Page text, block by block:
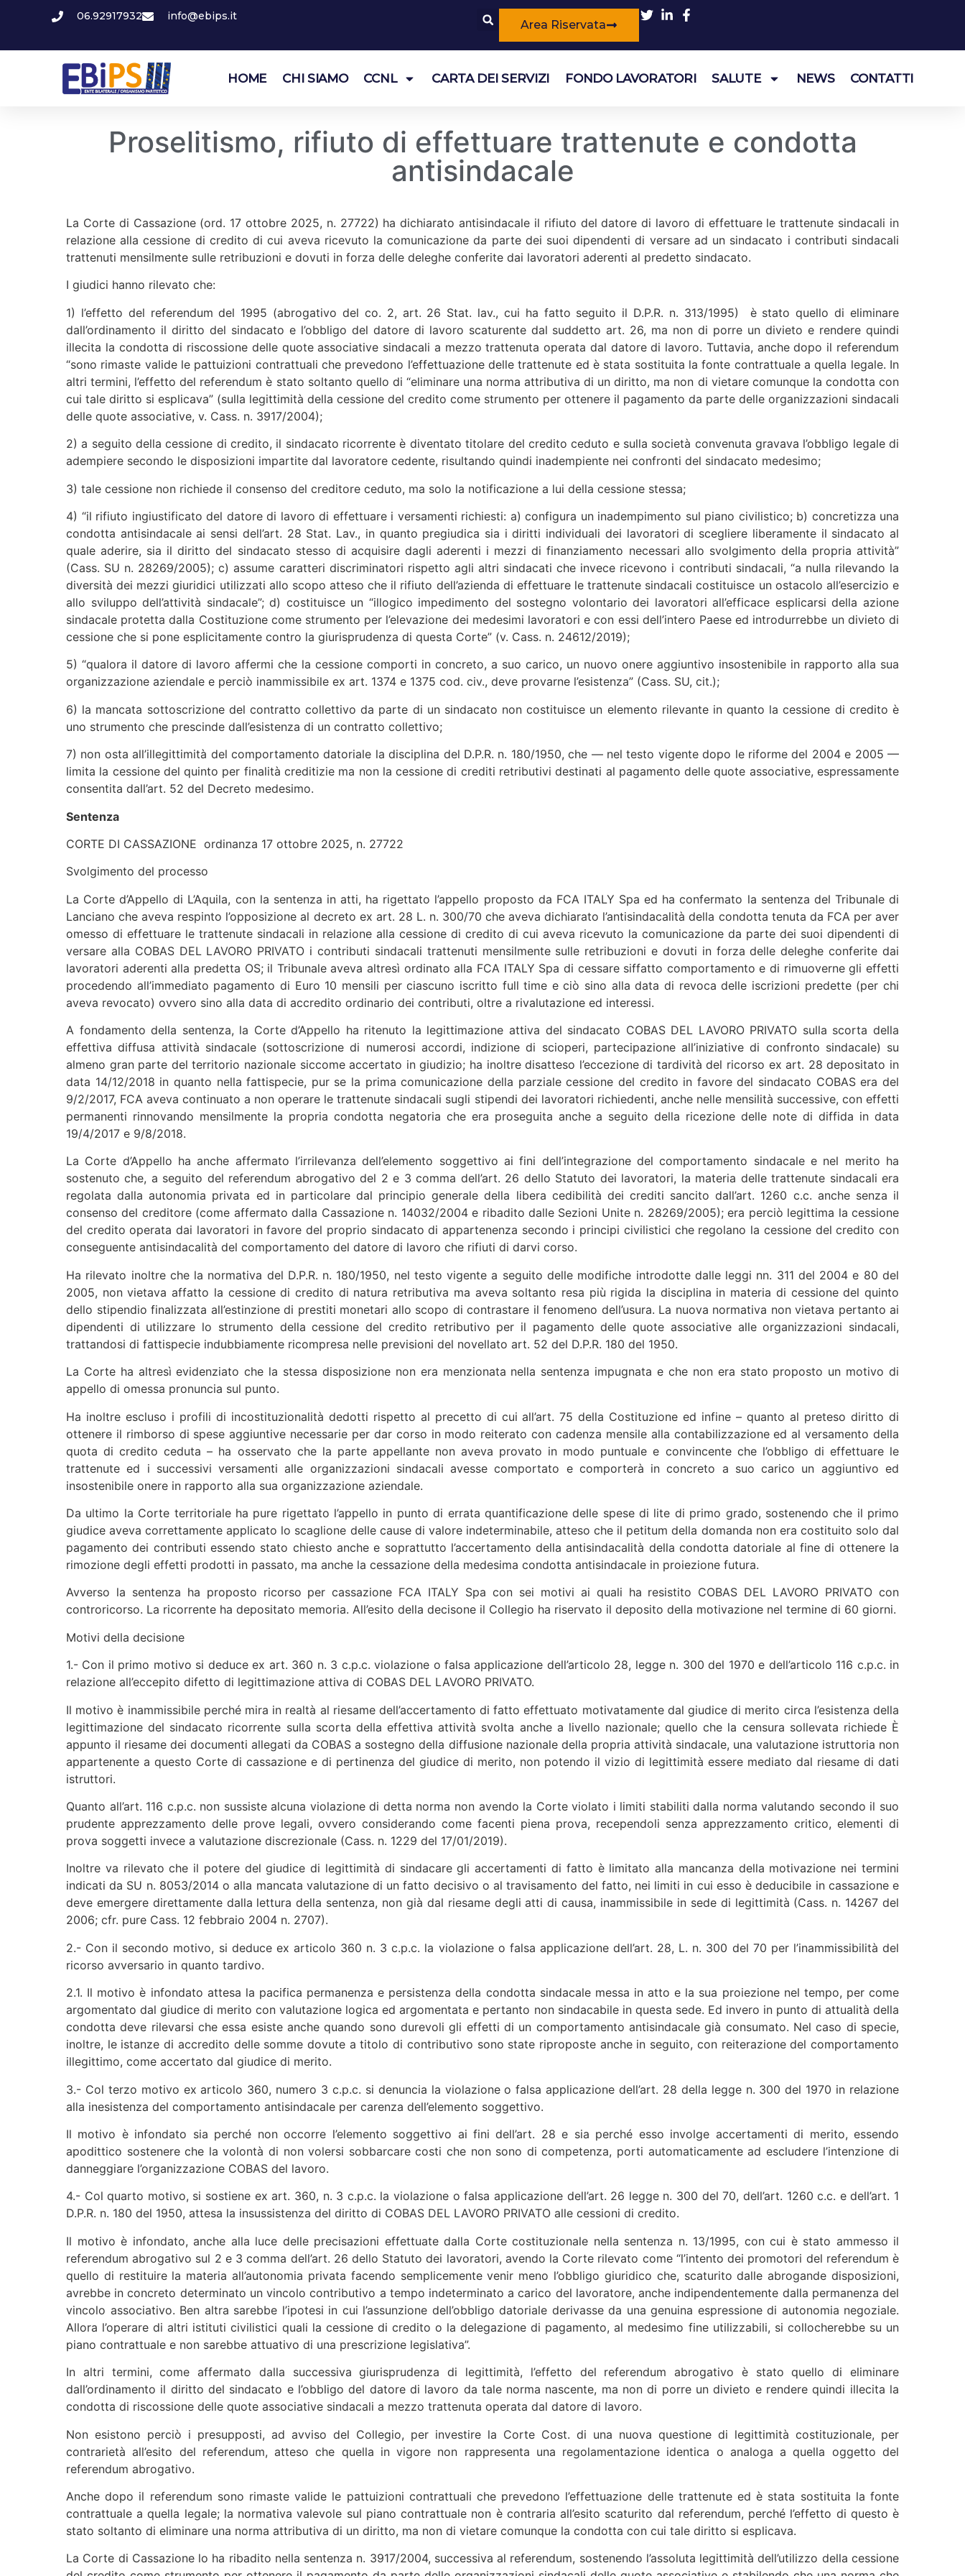
06.92917932 info@ebips.it
Area Riservata
HOME CHI SIAMO CCNL CARTA DEI SERVIZI FONDO LAVORATORI SALUTE NEWS CONTATTI
Proselitismo, rifiuto di effettuare trattenute e condotta
antisindacale
La Corte di Cassazione (ord. 17 ottobre 2025, n. 27722) ha dichiarato antisindacale il rifiuto del datore di lavoro di effettuare le trattenute sindacali in
relazione alla cessione di credito di cui aveva ricevuto la comunicazione da parte dei suoi dipendenti di versare ad un sindacato i contributi sindacali
trattenuti mensilmente sulle retribuzioni e dovuti in forza delle deleghe conferite dai lavoratori aderenti al predetto sindacato.
I giudici hanno rilevato che:
1) l’effetto del referendum del 1995 (abrogativo del co. 2, art. 26 Stat. lav., cui ha fatto seguito il D.P.R. n. 313/1995) è stato quello di eliminare
dall’ordinamento il diritto del sindacato e l’obbligo del datore di lavoro scaturente dal suddetto art. 26, ma non di porre un divieto e rendere quindi
illecita la condotta di riscossione delle quote associative sindacali a mezzo trattenuta operata dal datore di lavoro. Tuttavia, anche dopo il referendum
“sono rimaste valide le pattuizioni contrattuali che prevedono l’effettuazione delle trattenute ed è stata sostituita la fonte contrattuale a quella legale. In
altri termini, l’effetto del referendum è stato soltanto quello di “eliminare una norma attributiva di un diritto, ma non di vietare comunque la condotta con
cui tale diritto si esplicava” (sulla legittimità della cessione del credito come strumento per ottenere il pagamento da parte delle organizzazioni sindacali
delle quote associative, v. Cass. n. 3917/2004);
2) a seguito della cessione di credito, il sindacato ricorrente è diventato titolare del credito ceduto e sulla società convenuta gravava l’obbligo legale di
adempiere secondo le disposizioni impartite dal lavoratore cedente, risultando quindi inadempiente nei confronti del sindacato medesimo;
3) tale cessione non richiede il consenso del creditore ceduto, ma solo la notificazione a lui della cessione stessa;
4) “il rifiuto ingiustificato del datore di lavoro di effettuare i versamenti richiesti: a) configura un inadempimento sul piano civilistico; b) concretizza una
condotta antisindacale ai sensi dell’art. 28 Stat. Lav., in quanto pregiudica sia i diritti individuali dei lavoratori di scegliere liberamente il sindacato al
quale aderire, sia il diritto del sindacato stesso di acquisire dagli aderenti i mezzi di finanziamento necessari allo svolgimento della propria attività”
(Cass. SU n. 28269/2005); c) assume caratteri discriminatori rispetto agli altri sindacati che invece ricevono i contributi sindacali, “a nulla rilevando la
diversità dei mezzi giuridici utilizzati allo scopo atteso che il rifiuto dell’azienda di effettuare le trattenute sindacali costituisce un ostacolo all’esercizio e
allo sviluppo dell’attività sindacale”; d) costituisce un “illogico impedimento del sostegno volontario dei lavoratori all’efficace esplicarsi della azione
sindacale protetta dalla Costituzione come strumento per l’elevazione dei medesimi lavoratori e con essi dell’intero Paese ed introdurrebbe un divieto di
cessione che si pone esplicitamente contro la giurisprudenza di questa Corte” (v. Cass. n. 24612/2019);
5) “qualora il datore di lavoro affermi che la cessione comporti in concreto, a suo carico, un nuovo onere aggiuntivo insostenibile in rapporto alla sua
organizzazione aziendale e perciò inammissibile ex art. 1374 e 1375 cod. civ., deve provarne l’esistenza” (Cass. SU, cit.);
6) la mancata sottoscrizione del contratto collettivo da parte di un sindacato non costituisce un elemento rilevante in quanto la cessione di credito è
uno strumento che prescinde dall’esistenza di un contratto collettivo;
7) non osta all’illegittimità del comportamento datoriale la disciplina del D.P.R. n. 180/1950, che — nel testo vigente dopo le riforme del 2004 e 2005 —
limita la cessione del quinto per finalità creditizie ma non la cessione di crediti retributivi destinati al pagamento delle quote associative, espressamente
consentita dall’art. 52 del Decreto medesimo.
Sentenza
CORTE DI CASSAZIONE ordinanza 17 ottobre 2025, n. 27722
Svolgimento del processo
La Corte d’Appello di L’Aquila, con la sentenza in atti, ha rigettato l’appello proposto da FCA ITALY Spa ed ha confermato la sentenza del Tribunale di
Lanciano che aveva respinto l’opposizione al decreto ex art. 28 L. n. 300/70 che aveva dichiarato l’antisindacalità della condotta tenuta da FCA per aver
omesso di effettuare le trattenute sindacali in relazione alla cessione di credito di cui aveva ricevuto la comunicazione da parte dei suoi dipendenti di
versare alla COBAS DEL LAVORO PRIVATO i contributi sindacali trattenuti mensilmente sulle retribuzioni e dovuti in forza delle deleghe conferite dai
lavoratori aderenti alla predetta OS; il Tribunale aveva altresì ordinato alla FCA ITALY Spa di cessare siffatto comportamento e di rimuoverne gli effetti
procedendo all’immediato pagamento di Euro 10 mensili per ciascuno iscritto full time e ciò sino alla data di revoca delle iscrizioni predette (per chi
aveva revocato) ovvero sino alla data di accredito ordinario dei contributi, oltre a rivalutazione ed interessi.
A fondamento della sentenza, la Corte d’Appello ha ritenuto la legittimazione attiva del sindacato COBAS DEL LAVORO PRIVATO sulla scorta della
effettiva diffusa attività sindacale (sottoscrizione di numerosi accordi, indizione di scioperi, partecipazione all’iniziative di confronto sindacale) su
almeno gran parte del territorio nazionale siccome accertato in giudizio; ha inoltre disatteso l’eccezione di tardività del ricorso ex art. 28 depositato in
data 14/12/2018 in quanto nella fattispecie, pur se la prima comunicazione della parziale cessione del credito in favore del sindacato COBAS era del
9/2/2017, FCA aveva continuato a non operare le trattenute sindacali sugli stipendi dei lavoratori richiedenti, anche nelle mensilità successive, con effetti
permanenti rinnovando mensilmente la propria condotta negatoria che era proseguita anche a seguito della ricezione delle note di diffida in data
19/4/2017 e 9/8/2018.
La Corte d’Appello ha anche affermato l’irrilevanza dell’elemento soggettivo ai fini dell’integrazione del comportamento sindacale e nel merito ha
sostenuto che, a seguito del referendum abrogativo del 2 e 3 comma dell’art. 26 dello Statuto dei lavoratori, la materia delle trattenute sindacali era
regolata dalla autonomia privata ed in particolare dal principio generale della libera cedibilità dei crediti sancito dall’art. 1260 c.c. anche senza il
consenso del creditore (come affermato dalla Cassazione n. 14032/2004 e ribadito dalle Sezioni Unite n. 28269/2005); era perciò legittima la cessione
del credito operata dai lavoratori in favore del proprio sindacato di appartenenza secondo i principi civilistici che regolano la cessione del credito con
conseguente antisindacalità del comportamento del datore di lavoro che rifiuti di darvi corso.
Ha rilevato inoltre che la normativa del D.P.R. n. 180/1950, nel testo vigente a seguito delle modifiche introdotte dalle leggi nn. 311 del 2004 e 80 del
2005, non vietava affatto la cessione di credito di natura retributiva ma aveva soltanto resa più rigida la disciplina in materia di cessione del quinto
dello stipendio finalizzata all’estinzione di prestiti monetari allo scopo di contrastare il fenomeno dell’usura. La nuova normativa non vietava pertanto ai
dipendenti di utilizzare lo strumento della cessione del credito retributivo per il pagamento delle quote associative alle organizzazioni sindacali,
trattandosi di fattispecie indubbiamente ricompresa nelle previsioni del novellato art. 52 del D.P.R. 180 del 1950.
La Corte ha altresì evidenziato che la stessa disposizione non era menzionata nella sentenza impugnata e che non era stato proposto un motivo di
appello di omessa pronuncia sul punto.
Ha inoltre escluso i profili di incostituzionalità dedotti rispetto al precetto di cui all’art. 75 della Costituzione ed infine – quanto al preteso diritto di
ottenere il rimborso di spese aggiuntive necessarie per dar corso in modo reiterato con cadenza mensile alla contabilizzazione ed al versamento della
quota di credito ceduta – ha osservato che la parte appellante non aveva provato in modo puntuale e convincente che l’obbligo di effettuare le
trattenute ed i successivi versamenti alle organizzazioni sindacali avesse comportato e comporterà in concreto a suo carico un aggiuntivo ed
insostenibile onere in rapporto alla sua organizzazione aziendale.
Da ultimo la Corte territoriale ha pure rigettato l’appello in punto di errata quantificazione delle spese di lite di primo grado, sostenendo che il primo
giudice aveva correttamente applicato lo scaglione delle cause di valore indeterminabile, atteso che il petitum della domanda non era costituito solo dal
pagamento dei contributi essendo stato chiesto anche e soprattutto l’accertamento della antisindacalità della condotta datoriale al fine di ottenere la
rimozione degli effetti prodotti in passato, ma anche la cessazione della medesima condotta antisindacale in proiezione futura.
Avverso la sentenza ha proposto ricorso per cassazione FCA ITALY Spa con sei motivi ai quali ha resistito COBAS DEL LAVORO PRIVATO con
controricorso. La ricorrente ha depositato memoria. All’esito della decisone il Collegio ha riservato il deposito della motivazione nel termine di 60 giorni.
Motivi della decisione
1.- Con il primo motivo si deduce ex art. 360 n. 3 c.p.c. violazione o falsa applicazione dell’articolo 28, legge n. 300 del 1970 e dell’articolo 116 c.p.c. in
relazione all’eccepito difetto di legittimazione attiva di COBAS DEL LAVORO PRIVATO.
Il motivo è inammissibile perché mira in realtà al riesame dell’accertamento di fatto effettuato motivatamente dal giudice di merito circa l’esistenza della
legittimazione del sindacato ricorrente sulla scorta della effettiva attività svolta anche a livello nazionale; quello che la censura sollevata richiede È
appunto il riesame dei documenti allegati da COBAS a sostegno della diffusione nazionale della propria attività sindacale, una valutazione istruttoria non
appartenente a questo Corte di cassazione e di pertinenza del giudice di merito, non potendo il vizio di legittimità essere mediato dal riesame di dati
istruttori.
Quanto all’art. 116 c.p.c. non sussiste alcuna violazione di detta norma non avendo la Corte violato i limiti stabiliti dalla norma valutando secondo il suo
prudente apprezzamento delle prove legali, ovvero considerando come facenti piena prova, recependoli senza apprezzamento critico, elementi di
prova soggetti invece a valutazione discrezionale (Cass. n. 1229 del 17/01/2019).
Inoltre va rilevato che il potere del giudice di legittimità di sindacare gli accertamenti di fatto è limitato alla mancanza della motivazione nei termini
indicati da SU n. 8053/2014 o alla mancata valutazione di un fatto decisivo o al travisamento del fatto, nei limiti in cui esso è deducibile in cassazione e
deve emergere direttamente dalla lettura della sentenza, non già dal riesame degli atti di causa, inammissibile in sede di legittimità (Cass. n. 14267 del
2006; cfr. pure Cass. 12 febbraio 2004 n. 2707).
2.- Con il secondo motivo, si deduce ex articolo 360 n. 3 c.p.c. la violazione o falsa applicazione dell’art. 28, L. n. 300 del 70 per l’inammissibilità del
ricorso avversario in quanto tardivo.
2.1. Il motivo è infondato attesa la pacifica permanenza e persistenza della condotta sindacale messa in atto e la sua proiezione nel tempo, per come
argomentato dal giudice di merito con valutazione logica ed argomentata e pertanto non sindacabile in questa sede. Ed invero in punto di attualità della
condotta deve rilevarsi che essa esiste anche quando sono durevoli gli effetti di un comportamento antisindacale già consumato. Nel caso di specie,
inoltre, le istanze di accredito delle somme dovute a titolo di contributivo sono state riproposte anche in seguito, con reiterazione del comportamento
illegittimo, come accertato dal giudice di merito.
3.- Col terzo motivo ex articolo 360, numero 3 c.p.c. si denuncia la violazione o falsa applicazione dell’art. 28 della legge n. 300 del 1970 in relazione
alla inesistenza del comportamento antisindacale per carenza dell’elemento soggettivo.
Il motivo è infondato sia perché non occorre l’elemento soggettivo ai fini dell’art. 28 e sia perché esso involge accertamenti di merito, essendo
apodittico sostenere che la volontà di non volersi sobbarcare costi che non sono di competenza, porti automaticamente ad escludere l’intenzione di
danneggiare l’organizzazione COBAS del lavoro.
4.- Col quarto motivo, si sostiene ex art. 360, n. 3 c.p.c. la violazione o falsa applicazione dell’art. 26 legge n. 300 del 70, dell’art. 1260 c.c. e dell’art. 1
D.P.R. n. 180 del 1950, attesa la insussistenza del diritto di COBAS DEL LAVORO PRIVATO alle cessioni di credito.
Il motivo è infondato, anche alla luce delle precisazioni effettuate dalla Corte costituzionale nella sentenza n. 13/1995, con cui è stato ammesso il
referendum abrogativo sul 2 e 3 comma dell’art. 26 dello Statuto dei lavoratori, avendo la Corte rilevato come “l’intento dei promotori del referendum è
quello di restituire la materia all’autonomia privata facendo semplicemente venir meno l’obbligo giuridico che, scaturito dalle abrogande disposizioni,
avrebbe in concreto determinato un vincolo contributivo a tempo indeterminato a carico del lavoratore, anche indipendentemente dalla permanenza del
vincolo associativo. Ben altra sarebbe l’ipotesi in cui l’assunzione dell’obbligo datoriale derivasse da una genuina espressione di autonomia negoziale.
Allora l’operare di altri istituti civilistici quali la cessione di credito o la delegazione di pagamento, al medesimo fine utilizzabili, si collocherebbe su un
piano contrattuale e non sarebbe attuativo di una prescrizione legislativa”.
In altri termini, come affermato dalla successiva giurisprudenza di legittimità, l’effetto del referendum abrogativo è stato quello di eliminare
dall’ordinamento il diritto del sindacato e l’obbligo del datore di lavoro da tale norma nascente, ma non di porre un divieto e rendere quindi illecita la
condotta di riscossione delle quote associative sindacali a mezzo trattenuta operata dal datore di lavoro.
Non esistono perciò i presupposti, ad avviso del Collegio, per investire la Corte Cost. di una nuova questione di legittimità costituzionale, per
contrarietà all’esito del referendum, atteso che quella in vigore non rappresenta una regolamentazione identica o analoga a quella oggetto del
referendum abrogativo.
Anche dopo il referendum sono rimaste valide le pattuizioni contrattuali che prevedono l’effettuazione delle trattenute ed è stata sostituita la fonte
contrattuale a quella legale; la normativa valevole sul piano contrattuale non è contraria all’esito scaturito dal referendum, perché l’effetto di questo è
stato soltanto di eliminare una norma attributiva di un diritto, ma non di vietare comunque la condotta con cui tale diritto si esplicava.
La Corte di Cassazione lo ha ribadito nella sentenza n. 3917/2004, successiva al referendum, sostenendo l’assoluta legittimità dell’utilizzo della cessione